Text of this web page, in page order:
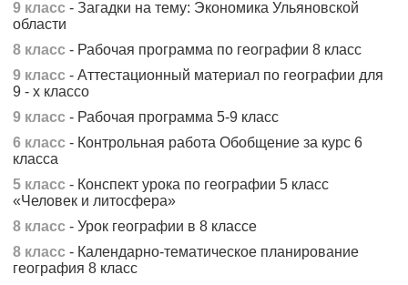
9 класс - Загадки на тему: Экономика Ульяновской
области
8 класс - Рабочая программа по географии 8 класс
9 класс - Аттестационный материал по географии для
9 - х классо
9 класс - Рабочая программа 5-9 класс
6 класс - Контрольная работа Обобщение за курс 6
класса
5 класс - Конспект урока по географии 5 класс
«Человек и литосфера»
8 класс - Урок географии в 8 классе
8 класс - Календарно-тематическое планирование
география 8 класс